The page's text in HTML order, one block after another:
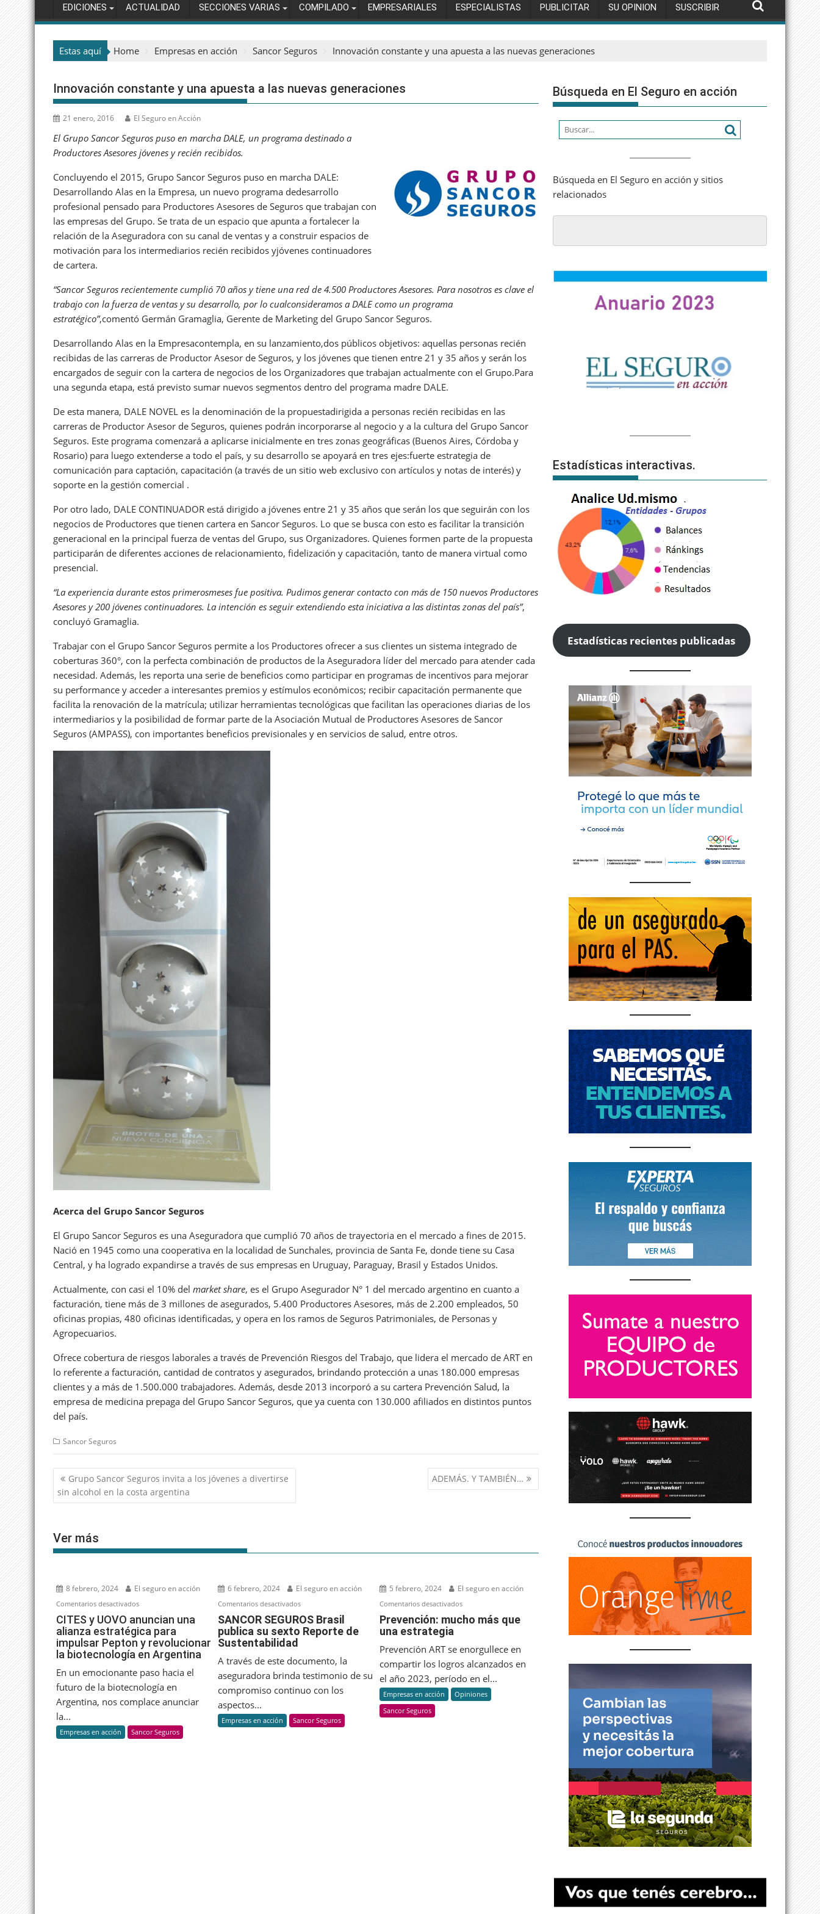
EDICIONES ACTUALIDAD SECCIONES VARIAS COMPILADO EMPRESARIALES ESPECIALISTAS PUBLICITAR SU OPINION SUSCRIBIR
Estas aquí Home Empresas en acción Sancor Seguros Innovación constante y una apuesta a las nuevas generaciones
Innovación constante y una apuesta a las nuevas generaciones
21 enero, 2016 El Seguro en Acción
El Grupo Sancor Seguros puso en marcha DALE, un programa destinado a
Productores Asesores jóvenes y recién recibidos.
Concluyendo el 2015, Grupo Sancor Seguros puso en marcha DALE:
Desarrollando Alas en la Empresa, un nuevo programa dedesarrollo
profesional pensado para Productores Asesores de Seguros que trabajan con
las empresas del Grupo. Se trata de un espacio que apunta a fortalecer la
relación de la Aseguradora con su canal de ventas y a construir espacios de
motivación para los intermediarios recién recibidos yjóvenes continuadores
de cartera.
“Sancor Seguros recientemente cumplió 70 años y tiene una red de 4.500 Productores Asesores. Para nosotros es clave el
trabajo con la fuerza de ventas y su desarrollo, por lo cualconsideramos a DALE como un programa
estratégico”,comentó Germán Gramaglia, Gerente de Marketing del Grupo Sancor Seguros.
Desarrollando Alas en la Empresacontempla, en su lanzamiento,dos públicos objetivos: aquellas personas recién
recibidas de las carreras de Productor Asesor de Seguros, y los jóvenes que tienen entre 21 y 35 años y serán los
encargados de seguir con la cartera de negocios de los Organizadores que trabajan actualmente con el Grupo.Para
una segunda etapa, está previsto sumar nuevos segmentos dentro del programa madre DALE.
De esta manera, DALE NOVEL es la denominación de la propuestadirigida a personas recién recibidas en las
carreras de Productor Asesor de Seguros, quienes podrán incorporarse al negocio y a la cultura del Grupo Sancor
Seguros. Este programa comenzará a aplicarse inicialmente en tres zonas geográficas (Buenos Aires, Córdoba y
Rosario) para luego extenderse a todo el país, y su desarrollo se apoyará en tres ejes:fuerte estrategia de
comunicación para captación, capacitación (a través de un sitio web exclusivo con artículos y notas de interés) y
soporte en la gestión comercial .
Por otro lado, DALE CONTINUADOR está dirigido a jóvenes entre 21 y 35 años que serán los que seguirán con los
negocios de Productores que tienen cartera en Sancor Seguros. Lo que se busca con esto es facilitar la transición
generacional en la principal fuerza de ventas del Grupo, sus Organizadores. Quienes formen parte de la propuesta
participarán de diferentes acciones de relacionamiento, fidelización y capacitación, tanto de manera virtual como
presencial.
“La experiencia durante estos primerosmeses fue positiva. Pudimos generar contacto con más de 150 nuevos Productores
Asesores y 200 jóvenes continuadores. La intención es seguir extendiendo esta iniciativa a las distintas zonas del país”,
concluyó Gramaglia.
Trabajar con el Grupo Sancor Seguros permite a los Productores ofrecer a sus clientes un sistema integrado de
coberturas 360°, con la perfecta combinación de productos de la Aseguradora líder del mercado para atender cada
necesidad. Además, les reporta una serie de beneficios como participar en programas de incentivos para mejorar
su performance y acceder a interesantes premios y estímulos económicos; recibir capacitación permanente que
facilita la renovación de la matrícula; utilizar herramientas tecnológicas que facilitan las operaciones diarias de los
intermediarios y la posibilidad de formar parte de la Asociación Mutual de Productores Asesores de Sancor
Seguros (AMPASS), con importantes beneficios previsionales y en servicios de salud, entre otros.
Acerca del Grupo Sancor Seguros
El Grupo Sancor Seguros es una Aseguradora que cumplió 70 años de trayectoria en el mercado a fines de 2015.
Nació en 1945 como una cooperativa en la localidad de Sunchales, provincia de Santa Fe, donde tiene su Casa
Central, y ha logrado expandirse a través de sus empresas en Uruguay, Paraguay, Brasil y Estados Unidos.
Actualmente, con casi el 10% del market share, es el Grupo Asegurador N° 1 del mercado argentino en cuanto a
facturación, tiene más de 3 millones de asegurados, 5.400 Productores Asesores, más de 2.200 empleados, 50
oficinas propias, 480 oficinas identificadas, y opera en los ramos de Seguros Patrimoniales, de Personas y
Agropecuarios.
Ofrece cobertura de riesgos laborales a través de Prevención Riesgos del Trabajo, que lidera el mercado de ART en
lo referente a facturación, cantidad de contratos y asegurados, brindando protección a unas 180.000 empresas
clientes y a más de 1.500.000 trabajadores. Además, desde 2013 incorporó a su cartera Prevención Salud, la
empresa de medicina prepaga del Grupo Sancor Seguros, que ya cuenta con 130.000 afiliados en distintos puntos
del país.
Sancor Seguros
Navegación
de
entradas
Grupo Sancor Seguros invita a los jóvenes a divertirse
sin alcohol en la costa argentina
ADEMÁS. Y TAMBIÉN…
Ver más
8 febrero, 2024 El seguro en acción
Comentarios desactivadosen
CITES
y
UOVO
anuncian
una
alianza
estratégica
para
impulsar
Pepton
CITES y UOVO anuncian una
alianza estratégica para
impulsar Pepton y revolucionar
la biotecnología en Argentina
En un emocionante paso hacia el
futuro de la biotecnología en
Argentina, nos complace anunciar
la...
Empresas en acción Sancor Seguros
6 febrero, 2024 El seguro en acción
Comentarios desactivadosen
SANCOR
SEGUROS
Reporte
Sustentabilidad
SANCOR SEGUROS Brasil
publica su sexto Reporte de
Sustentabilidad
A través de este documento, la
aseguradora brinda testimonio de su
compromiso continuo con los
aspectos...
Empresas en acción Sancor Seguros
5 febrero, 2024 El seguro en acción
Comentarios desactivadosen
Prevención:
una
estrategia
Prevención: mucho más que
una estrategia
Prevención ART se enorgullece en
compartir los logros alcanzados en
el año 2023, período en el...
Empresas en acción
Opiniones
Sancor Seguros
Búsqueda en El Seguro en acción
Búsqueda en El Seguro en acción y sitios
relacionados
Estadísticas interactivas.
Estadísticas recientes publicadas